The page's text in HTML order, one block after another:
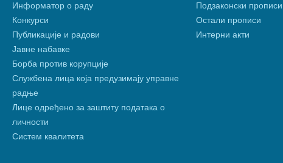
Информатор о раду
Конкурси
Публикације и радови
Јавне набавке
Борба против корупције
Службена лица која предузимају управне
радње
Лице одређено за заштиту података о
личности
Систем квалитета
Подзаконски прописи
Остали прописи
Интерни акти